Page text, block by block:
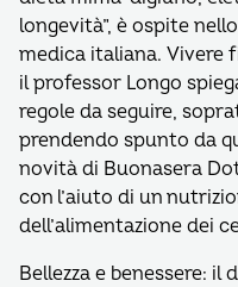
longevità”, è ospite
medica italiana. Vivere
il professor Longo
regole da seguire,
prendendo spunto da
novità di Buonasera
con l’aiuto di un
dell’alimentazione dei
Bellezza e benessere: